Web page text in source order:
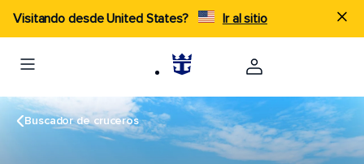
Visitando desde United States? Ir al sitio
Buscador de cruceros